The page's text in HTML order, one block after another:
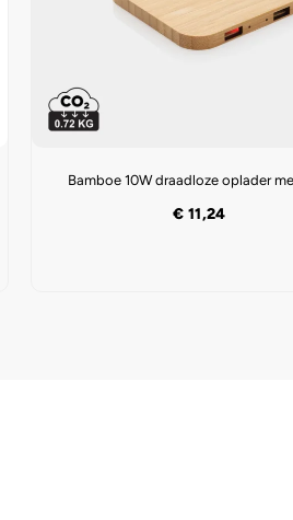
Bamboe 10W draadloze oplader
€ 11,24